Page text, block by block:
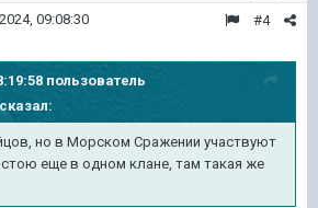
#4
09:08:30
пользователь
но в Морском Сражении участвуют
еще в одном клане, там такая же